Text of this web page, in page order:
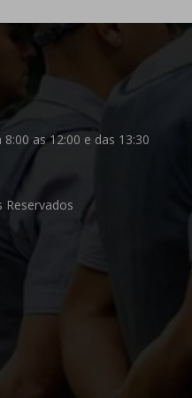
as 12:00 e das 13:30